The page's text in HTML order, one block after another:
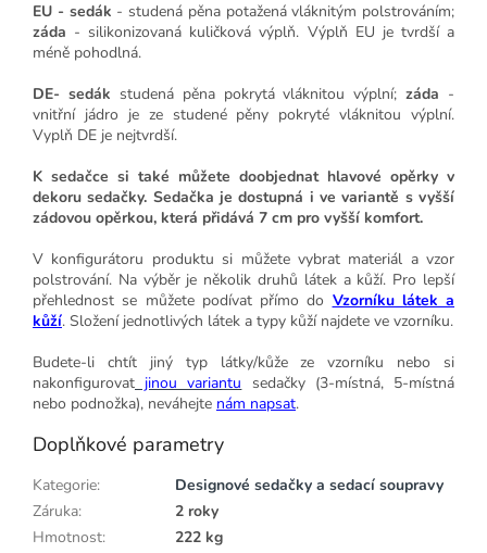
EU - sedák - studená pěna potažená vláknitým polstrováním;
záda - silikonizovaná kuličková výplň. Výplň EU je tvrdší a
méně pohodlná.
DE- sedák studená pěna pokrytá vláknitou výplní;záda -
vnitřní jádro je ze studené pěny pokryté vláknitou výplní.
Vyplň DE je nejtvrdší.
K sedačce si také můžete doobjednat hlavové opěrky v
dekoru sedačky. Sedačka je dostupná i ve variantě s vyšší
zádovou opěrkou, která přidává 7 cm pro vyšší komfort.
V konfigurátoru produktu si můžete vybrat materiál a vzor
polstrování. Na výběr je několik druhů látek a kůží. Pro lepší
přehlednost se můžete podívat přímo do Vzorníku látek a
kůží. Složení jednotlivých látek a typy kůží najdete ve vzorníku.
Budete-li chtít jiný typ látky/kůže ze vzorníku nebo si
nakonfigurovat jinou variantu sedačky (3-místná, 5-místná
nebo podnožka), neváhejte nám napsat.
Doplňkové parametry
Kategorie:
Designové sedačky a sedací soupravy
Záruka:
2 roky
Hmotnost:
222 kg